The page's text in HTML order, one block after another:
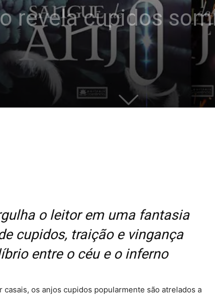
revela cupidos
o leitor em uma fantasia
cupidos, traição e vingança
entre o céu e o inferno
os anjos cupidos popularmente são atrelados a